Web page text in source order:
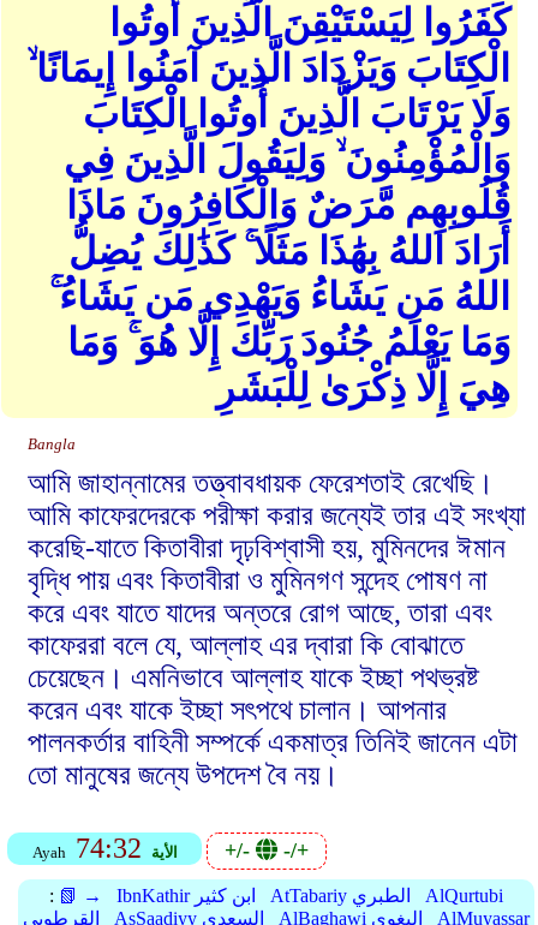
كَفَرُوا لِيَسْتَيْقِنَ الَّذِينَ أُوتُوا
الْكِتَابَ وَيَزْدَادَ الَّذِينَ آمَنُوا إِيمَانًا ۙ
وَلَا يَرْتَابَ الَّذِينَ أُوتُوا الْكِتَابَ
وَالْمُؤْمِنُونَ ۙ وَلِيَقُولَ الَّذِينَ فِي
قُلُوبِهِم مَّرَضٌ وَالْكَافِرُونَ مَاذَا
أَرَادَ اللهُ بِهَٰذَا مَثَلًا ۚ كَذَٰلِكَ يُضِلُّ
اللهُ مَن يَشَاءُ وَيَهْدِي مَن يَشَاءُ ۚ
وَمَا يَعْلَمُ جُنُودَ رَبِّكَ إِلَّا هُوَ ۚ وَمَا
هِيَ إِلَّا ذِكْرَىٰ لِلْبَشَرِ
Bangla
আমি জাহান্নামের তত্ত্বাবধায়ক ফেরেশতাই রেখেছি।
আমি কাফেরদেরকে পরীক্ষা করার জন্যেই তার এই সংখ্যা
করেছি-যাতে কিতাবীরা দৃঢ়বিশ্বাসী হয়, মুমিনদের ঈমান
বৃদ্ধি পায় এবং কিতাবীরা ও মুমিনগণ সন্দেহ পোষণ না
করে এবং যাতে যাদের অন্তরে রোগ আছে, তারা এবং
কাফেররা বলে যে, আল্লাহ এর দ্বারা কি বোঝাতে
চেয়েছেন। এমনিভাবে আল্লাহ যাকে ইচ্ছা পথভ্রষ্ট
করেন এবং যাকে ইচ্ছা সৎপথে চালান। আপনার
পালনকর্তার বাহিনী সম্পর্কে একমাত্র তিনিই জানেন এটা
তো মানুষের জন্যে উপদেশ বৈ নয়।
Ayah 74:32 الأية +/- -/+
: 📗 → IbnKathir ابن كثير AtTabariy الطبري
AlQurtubi
القرطوبي
AsSaadiyy السعدي AlBaghawi البغوي
AlMuyassar